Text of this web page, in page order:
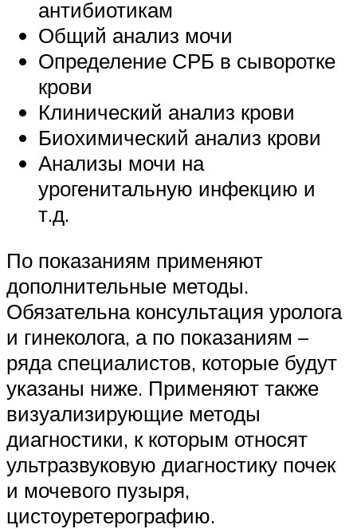
антибиотикам
Общий анализ мочи
Определение СРБ в сыворотке
крови
Клинический анализ крови
Биохимический анализ крови
Анализы мочи на
урогенитальную инфекцию и
т.д.
По показаниям применяют
дополнительные методы.
Обязательна консультация уролога
и гинеколога, а по показаниям –
ряда специалистов, которые будут
указаны ниже. Применяют также
визуализирующие методы
диагностики, к которым относят
ультразвуковую диагностику почек
и мочевого пузыря,
цистоуретерографию.